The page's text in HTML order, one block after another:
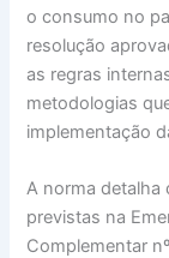
o consumo no
resolução
as regras
metodologias
implementação
A norma detalha
previstas na
Complementar